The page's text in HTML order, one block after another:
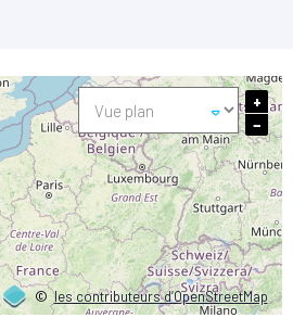
©les contributeurs d’OpenStreetMap
+
−